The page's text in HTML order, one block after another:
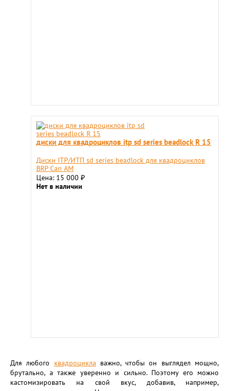
диски для квадроциклов itp sd series beadlock R 15
Диски ITP/ИТП sd series beadlock для квадроциклов
BRP Can AM
Цена: 15 000 ₽
Нет в наличии
Для любого квадроцикла важно, чтобы он выглядел мощно,
брутально, а также уверенно и сильно. Поэтому его можно
кастомизировать на свой вкус, добавив, например,